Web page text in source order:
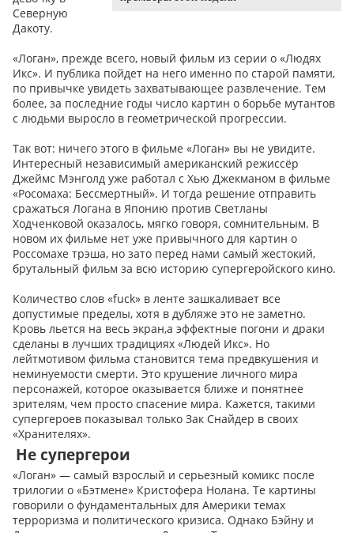
Северную
Дакоту.
«Логан», прежде всего, новый фильм из серии о «Людях
Икс». И публика пойдет на него именно по старой памяти,
по привычке увидеть захватывающее развлечение. Тем
более, за последние годы число картин о борьбе мутантов
с людьми выросло в геометрической прогрессии.
Так вот: ничего этого в фильме «Логан» вы не увидите.
Интересный независимый американский режиссёр
Джеймс Мэнголд уже работал с Хью Джекманом в фильме
«Росомаха: Бессмертный». И тогда решение отправить
сражаться Логана в Японию против Светланы
Ходченковой оказалось, мягко говоря, сомнительным. В
новом их фильме нет уже привычного для картин о
Россомахе трэша, но зато перед нами самый жестокий,
брутальный фильм за всю историю супергеройского кино.
Количество слов «fuck» в ленте зашкаливает все
допустимые пределы, хотя в дубляже это не заметно.
Кровь льется на весь экран,а эффектные погони и драки
сделаны в лучших традициях «Людей Икс». Но
лейтмотивом фильма становится тема предвкушения и
неминуемости смерти. Это крушение личного мира
персонажей, которое оказывается ближе и понятнее
зрителям, чем просто спасение мира. Кажется, такими
супергероев показывал только Зак Снайдер в своих
«Хранителях».
Не супергерои
«Логан» — самый взрослый и серьезный комикс после
трилогии о «Бэтмене» Кристофера Нолана. Те картины
говорили о фундаментальных для Америки темах
терроризма и политического кризиса. Однако Бэйну и